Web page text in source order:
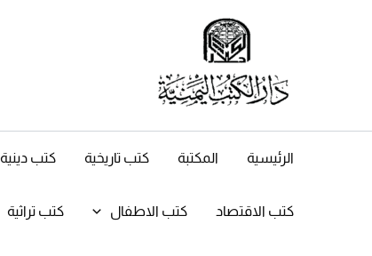
الرئيسية المكتبة كتب تاريخية كتب دينية
كتب الاقتصاد كتب الاطفال كتب تراثية